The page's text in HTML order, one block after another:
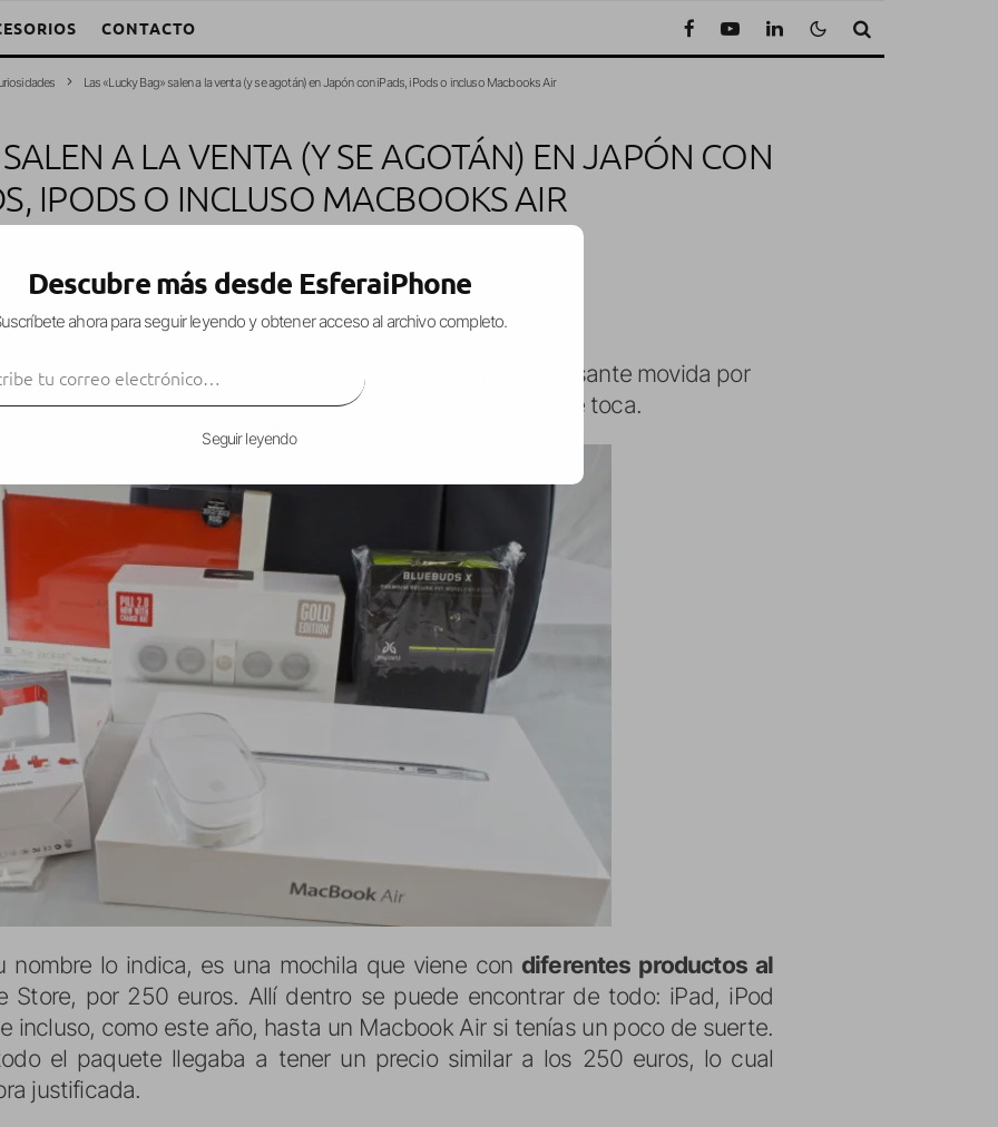
CONTACTO
Las «Lucky Bag» salen a la venta (y se agotán) en Japón con iPads, iPods o incluso Macbooks Air
A LA VENTA (Y SE AGOTÁN) EN JAPÓN CON
IPODS O INCLUSO MACBOOKS AIR
en Japón, y tiene razón de ser, pues es una interesante movida por
la gente a comprar e, incluso, divertirse viendo lo que te toca.
nombre lo indica, es una mochila que viene con diferentes productos al
Store, por 250 euros. Allí dentro se puede encontrar de todo: iPad, iPod
incluso, como este año, hasta un Macbook Air si tenías un poco de suerte.
el paquete llegaba a tener un precio similar a los 250 euros, lo cual
justificada.
Descubre más desde EsferaiPhone
ahora para seguir leyendo y obtener acceso al archivo completo.
Seguir leyendo